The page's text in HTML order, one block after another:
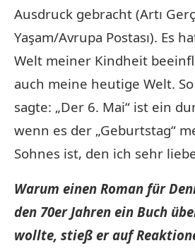
Ausdruck gebracht (Artı
Yaşam/Avrupa Postası). Es
Welt meiner Kindheit
auch meine heutige Welt.
sagte: „Der 6. Mai“ ist ein
wenn es der „Geburtstag“
Sohnes ist, den ich sehr
Warum einen Roman für
den 70er Jahren ein Buch
wollte, stieß er auf